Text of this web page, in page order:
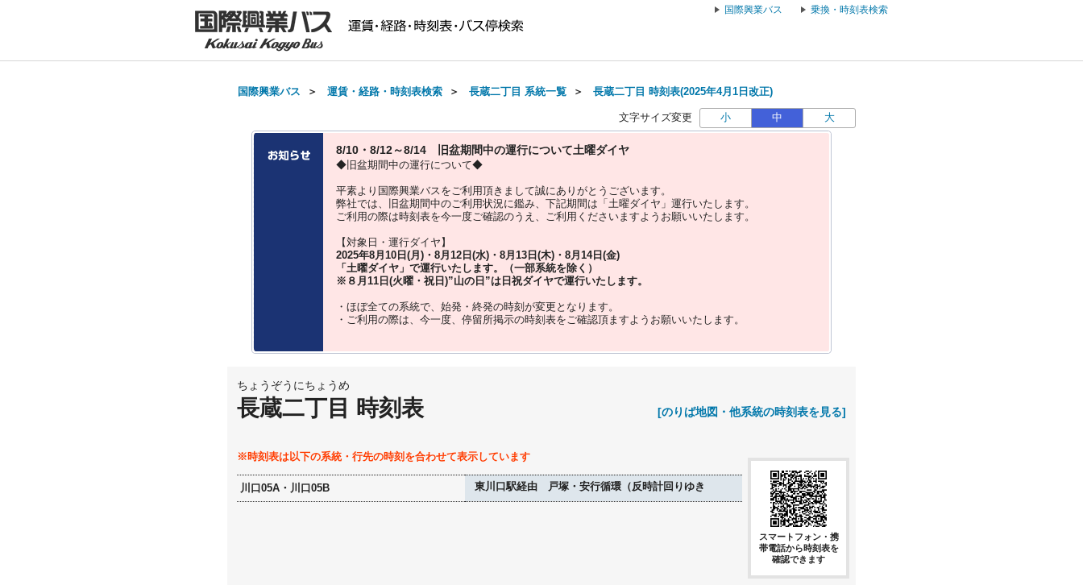
国際興業バス 乗換・時刻表検索
国際興業バス ＞ 運賃・経路・時刻表検索 ＞ 長蔵二丁目 系統一覧 ＞ 長蔵二丁目 時刻表(2025年4月1日改正)
文字サイズ変更 小 中 大
8/10・8/12～8/14 旧盆期間中の運行について土曜ダイヤ
◆旧盆期間中の運行について◆
平素より国際興業バスをご利用頂きまして誠にありがとうございます。
弊社では、旧盆期間中のご利用状況に鑑み、下記期間は「土曜ダイヤ」運行いたします。
ご利用の際は時刻表を今一度ご確認のうえ、ご利用くださいますようお願いいたします。
【対象日・運行ダイヤ】
2025年8月10日(月)・8月12日(水)・8月13日(木)・8月14日(金)
「土曜ダイヤ」 で運行いたします。（一部系統を除く）
※８月11日(火曜・祝日)”山の日 ”は 日祝ダイヤで運行いたします。
・ほぼ全ての系統で、始発・終発の時刻が変更となります。
・ご利用の際は、今一度、 停留所掲示の時刻表をご確認頂ますようお願いいたします。
ちょうぞうにちょうめ
長蔵二丁目 時刻表 [のりば地図・他系統の時刻表を見る]
※時刻表は以下の系統・行先の時刻を合わせて表示しています
川口05A・川口05B 東川口駅経由 戸塚・安行循環（反時計回りゆき
スマートフォン・携
帯電話から時刻表を
確認できます